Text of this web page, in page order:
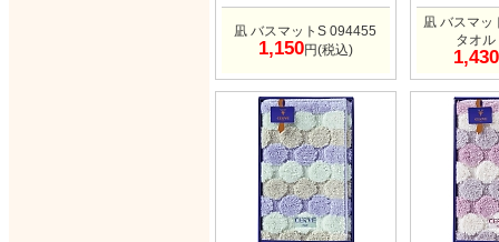
凪 バスマットS 094455
1,150円(税込)
凪 バスマッ
タオ
1,430